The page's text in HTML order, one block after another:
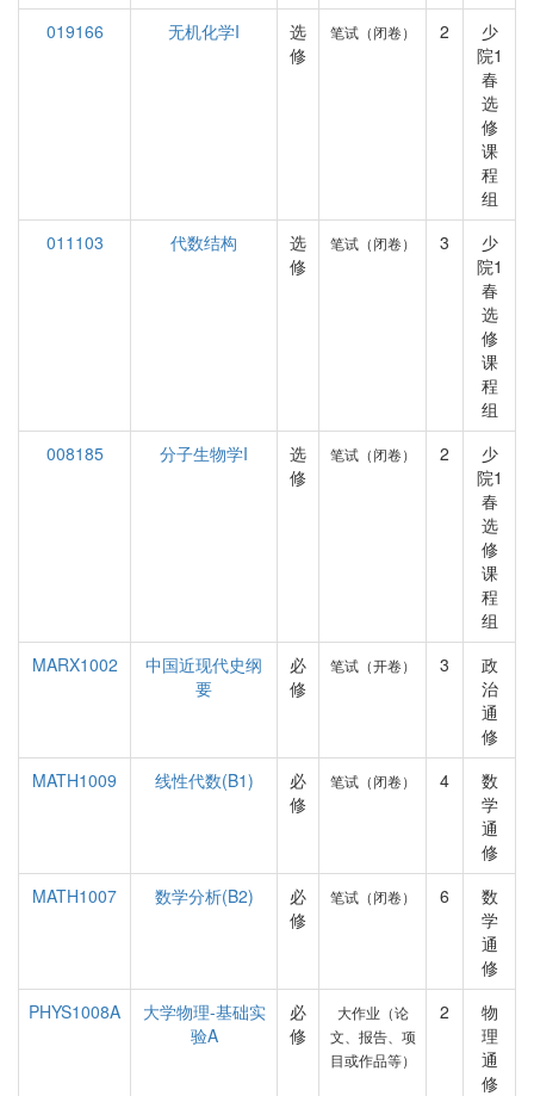
019166
无机化学I
选
修
笔试（闭卷） 2
少
院1
春
选
修
课
程
组
011103
代数结构
选
修
笔试（闭卷） 3
少
院1
春
选
修
课
程
组
008185
分子生物学I
选
修
笔试（闭卷） 2
少
院1
春
选
修
课
程
组
MARX1002
中国近现代史纲
要
必
修
笔试（开卷） 3
政
治
通
修
MATH1009
线性代数(B1)
必
修
笔试（闭卷） 4
数
学
通
修
MATH1007
数学分析(B2)
必
修
笔试（闭卷） 6
数
学
通
修
PHYS1008A
大学物理-基础实
验A
必
修
大作业（论
文、报告、项
目或作品等）
2
物
理
通
修